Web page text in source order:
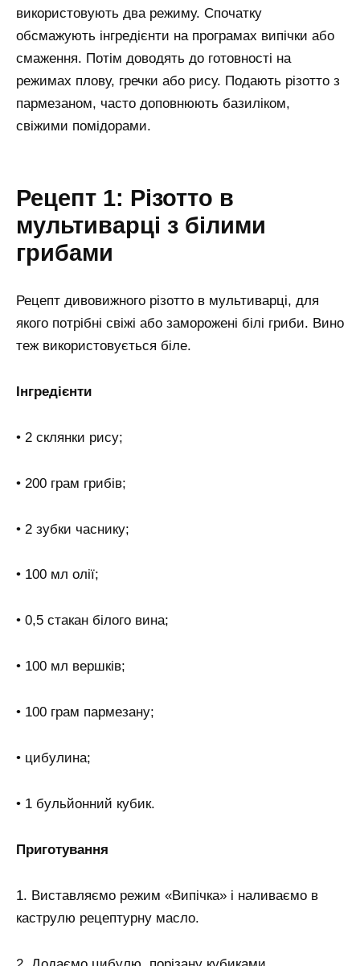
використовують два режиму. Спочатку
обсмажують інгредієнти на програмах випічки або
смаження. Потім доводять до готовності на
режимах плову, гречки або рису. Подають різотто з
пармезаном, часто доповнюють базиліком,
свіжими помідорами.
Рецепт 1: Різотто в
мультиварці з білими
грибами
Рецепт дивовижного різотто в мультиварці, для
якого потрібні свіжі або заморожені білі гриби. Вино
теж використовується біле.
Інгредієнти
• 2 склянки рису;
• 200 грам грибів;
• 2 зубки часнику;
• 100 мл олії;
• 0,5 стакан білого вина;
• 100 мл вершків;
• 100 грам пармезану;
• цибулина;
• 1 бульйонний кубик.
Приготування
1. Виставляємо режим «Випічка» і наливаємо в
каструлю рецептурну масло.